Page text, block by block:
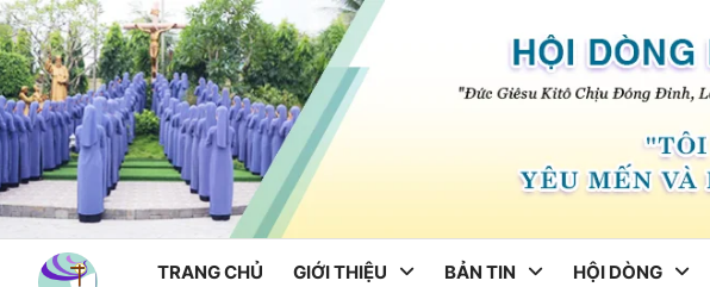
Skip
to
content
TRANG CHỦ GIỚI THIỆU BẢN TIN HỘI DÒNG